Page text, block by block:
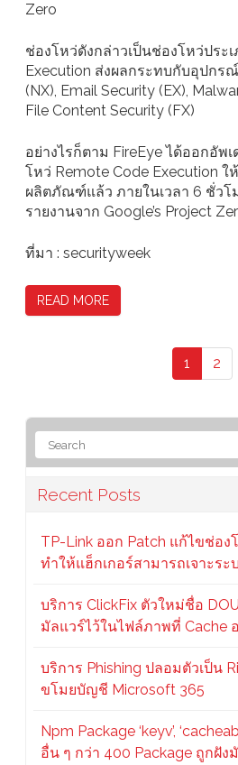
Zero
ช่องโหว่ดังกล่าวเป็นช่องโหว่ประ
Execution ส่งผลกระทบกับอุปกร
(NX), Email Security (EX),
File Content Security (FX)
อย่างไรก็ตาม FireEye ได้ออกอัพ
โหว่ Remote Code Execution
ผลิตภัณฑ์แล้ว ภายในเวลา 6 ชั่วโ
รายงานจาก Google’s Project
ที่มา : securityweek
READ MORE
1 2
Recent Posts
TP-Link ออก Patch แก้ไขช่อง
ทำให้แฮ็กเกอร์สามารถเจาะระ
บริการ ClickFix ตัวใหม่ชื่อ
มัลแวร์ไว้ในไฟล์ภาพที่ Cache
บริการ Phishing ปลอมตัวเป็น
ขโมยบัญชี Microsoft 365
Npm Package ‘keyv’,
อื่น ๆ กว่า 400 Package ถูกฝัง